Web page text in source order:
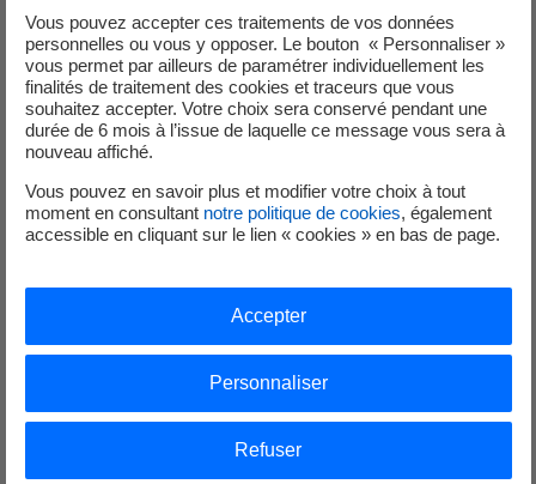
Le chauffe-eau fournit l'eau chaude en continu. Adoptez
quelques réflexes pour réduire sa consommation !
Vous pouvez accepter ces traitements de vos données
personnelles ou vous y opposer. Le bouton « Personnaliser »
vous permet par ailleurs de paramétrer individuellement les
finalités de traitement des cookies et traceurs que vous
souhaitez accepter. Votre choix sera conservé pendant une
durée de 6 mois à l’issue de laquelle ce message vous sera à
nouveau affiché.
Vous pouvez en savoir plus et modifier votre choix à tout
moment en consultant notre politique de cookies, également
accessible en cliquant sur le lien « cookies » en bas de page.
Refuser
Personnaliser
Accepter